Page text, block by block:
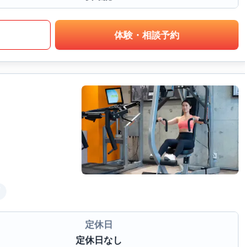
体験・相談予約
定休日
定休日なし